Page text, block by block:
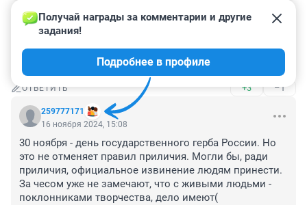
ОТВЕТИТЬ –4
Гость
ОТВЕТИТЬ +3 –1
259777171
Получай награды за комментарии и другие
задания!
Подробнее в профиле
16 ноября 2024, 15:08
30 ноября - день государственного герба России. Но
это не отменяет правил приличия. Могли бы, ради
приличия, официальное извинение людям принести.
За чесом уже не замечают, что с живыми людьми -
поклонниками творчества, дело имеют(